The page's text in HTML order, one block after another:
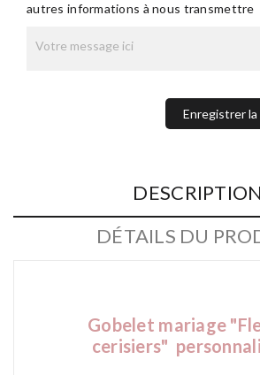
autres informations à nous transmettre
Enregistrer
DESCRIPTION
DÉTAILS DU
Gobelet mariage
cerisiers"